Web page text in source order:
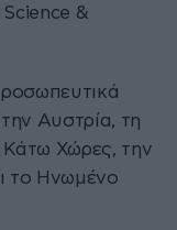
Science &
Αυστρία, τη
Κάτω Χώρες, την
το Ηνωμένο